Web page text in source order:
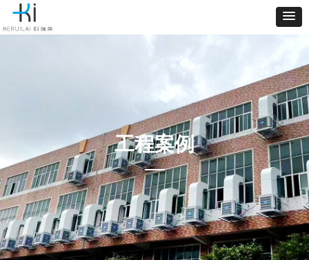
工程案例
—